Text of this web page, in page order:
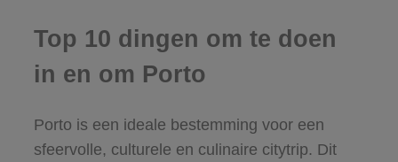
Top 10 dingen om te doen
in en om Porto
Porto is een ideale bestemming voor een
sfeervolle, culturele en culinaire citytrip. Dit